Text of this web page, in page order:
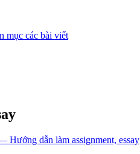
mục các bài viết
Hướng dẫn làm assignment, essay